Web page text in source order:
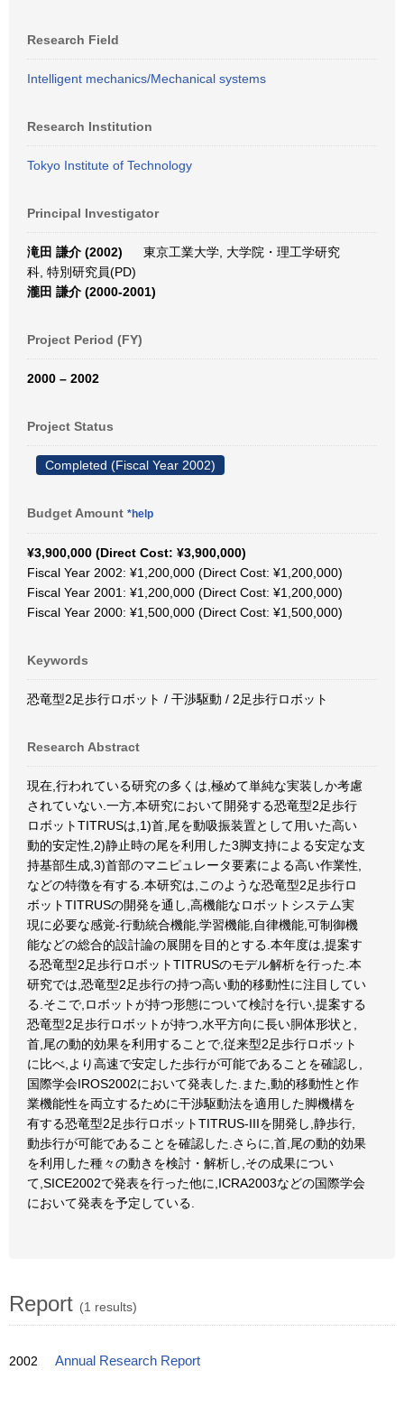
Research Field
Intelligent mechanics/Mechanical systems
Research Institution
Tokyo Institute of Technology
Principal Investigator
滝田 謙介 (2002)
東京工業大学, 大学院・理工学研究
科, 特別研究員(PD)
瀧田 謙介 (2000-2001)
Project Period (FY)
2000 – 2002
Project Status
Completed (Fiscal Year 2002)
Budget Amount *help
¥3,900,000 (Direct Cost: ¥3,900,000)
Fiscal Year 2002: ¥1,200,000 (Direct Cost: ¥1,200,000)
Fiscal Year 2001: ¥1,200,000 (Direct Cost: ¥1,200,000)
Fiscal Year 2000: ¥1,500,000 (Direct Cost: ¥1,500,000)
Keywords
恐竜型2足歩行ロボット / 干渉駆動 / 2足歩行ロボット
Research Abstract
現在,行われている研究の多くは,極めて単純な実装しか考慮
されていない.一方,本研究において開発する恐竜型2足歩行
ロボットTITRUSは,1)首,尾を動吸振装置として用いた高い
動的安定性,2)静止時の尾を利用した3脚支持による安定な支
持基部生成,3)首部のマニピュレータ要素による高い作業性,
などの特徴を有する.本研究は,このような恐竜型2足歩行ロ
ボットTITRUSの開発を通し,高機能なロボットシステム実
現に必要な感覚-行動統合機能,学習機能,自律機能,可制御機
能などの総合的設計論の展開を目的とする.本年度は,提案す
る恐竜型2足歩行ロボットTITRUSのモデル解析を行った.本
研究では,恐竜型2足歩行の持つ高い動的移動性に注目してい
る.そこで,ロボットが持つ形態について検討を行い,提案する
恐竜型2足歩行ロボットが持つ,水平方向に長い胴体形状と,
首,尾の動的効果を利用することで,従来型2足歩行ロボット
に比べ,より高速で安定した歩行が可能であることを確認し,
国際学会IROS2002において発表した.また,動的移動性と作
業機能性を両立するために干渉駆動法を適用した脚機構を
有する恐竜型2足歩行ロボットTITRUS-IIIを開発し,静歩行,
動歩行が可能であることを確認した.さらに,首,尾の動的効果
を利用した種々の動きを検討・解析し,その成果につい
て,SICE2002で発表を行った他に,ICRA2003などの国際学会
において発表を予定している.
Report (1 results)
2002 Annual Research Report